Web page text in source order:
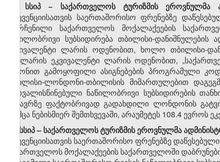
. სსიპ − საქართველოს ტურიზმის ეროვნულმა
პრევენციისათვის საერთაშორისო ფრენებზე
დარჩენილი საქართველოს მოქალაქეების
ნაწილობრივი სუბსიდირება თბილისი-
ეკვივალენტი ლარის ოდენობით, ხოლო თბილისი-
დოლარის ეკვივალენტი ლარის ოდენობით,
კანონით გამოყოფილი ასიგნებების პროგრამული
თბილისი-ლონდონი-თბილისის მიმართულებით
გათვალისწინებული ნაწილობრივი სუბსიდირების
მგზავრზე ფაქტობრივად გადახდილი ლონდონის
თუმცა ნებისმიერ შემთხვევაში, არაუმეტეს 108.4
. სსიპ – საქართველოს ტურიზმის ეროვნულმა
პრევენციისათვის საერთაშორისო ფრენებზე
საქართველოს მოქალაქეების საქართველოში